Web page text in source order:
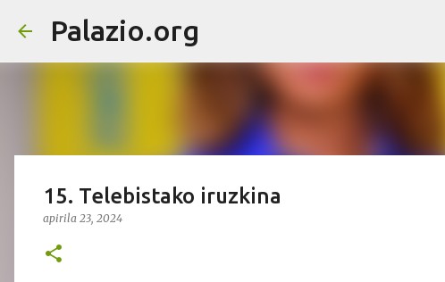
Palazio.org
15. Telebistako iruzkina
apirila 23, 2024